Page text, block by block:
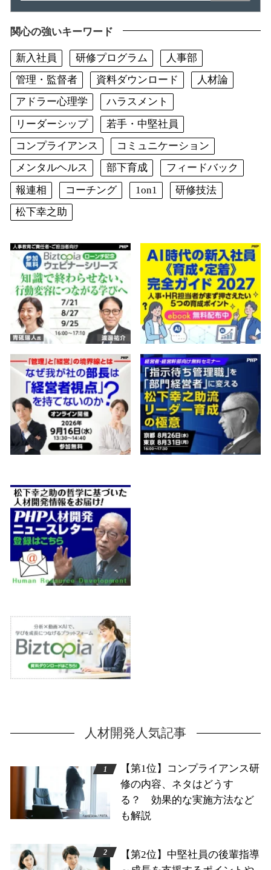
関心の強いキーワード
新入社員 研修プログラム
人事部
管理・監督者
資料ダウンロード
人材論
アドラー心理学
ハラスメント
リーダーシップ
若手・中堅社員
コンプライアンス
コミュニケーション
メンタルヘルス
部下育成
フィードバック
報連相
コーチング 1on1
研修技法
松下幸之助
人材開発人気記事
【第1位】コンプライアンス研
修の内容、ネタはどうす
る？ 効果的な実施方法など
も解説
【第2位】中堅社員の後輩指導